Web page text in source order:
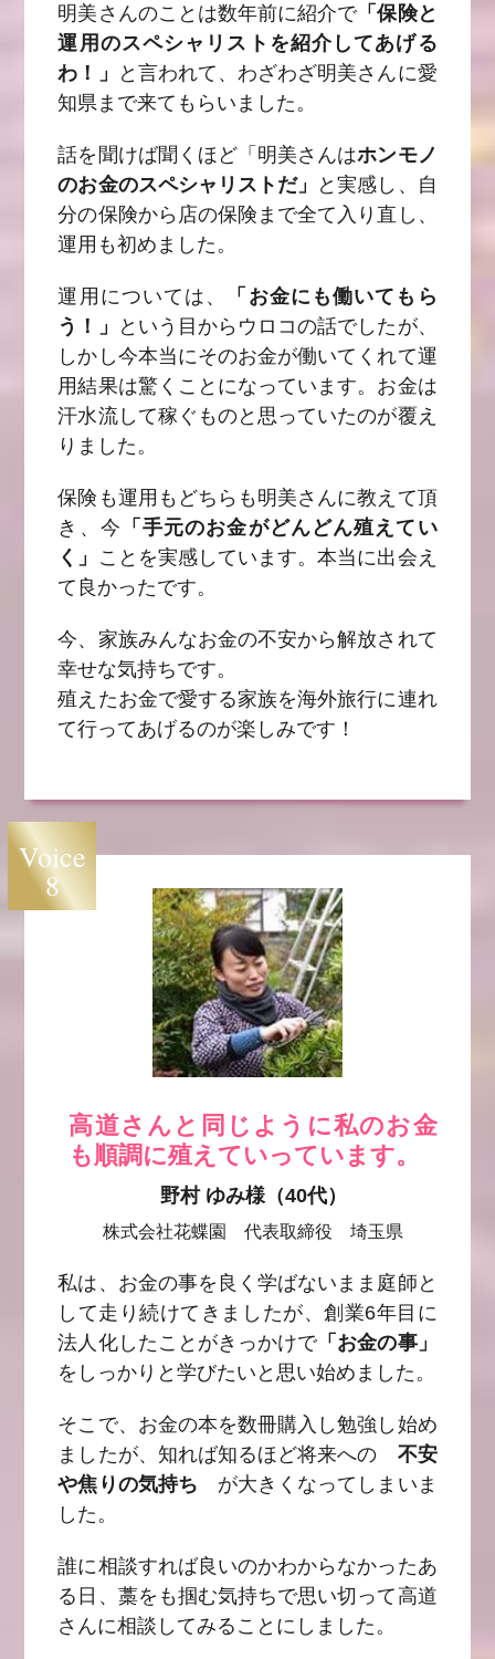
明美さんのことは数年前に紹介で「保険と
運用のスペシャリストを紹介してあげる
わ！」
と言われて、わざわざ明美さんに愛
知県まで来てもらいました。
話を聞けば聞くほど 「明美さんはホンモノ
のお金のスペシャリストだ」
と実感し、自
分の保険から店の保険まで全て入り直し、
運用も初めました。
運用については、
「お金にも働いてもら
う！」
という目からウロコの話でしたが、
しかし今本当にそのお金が働いてくれて運
用結果は驚くことになっています。お金は
汗水流して稼ぐものと思っていたのが覆え
りました。
保険も運用もどちらも明美さんに教えて頂
き、今 「手元のお金がどんどん殖えてい
く」
ことを実感しています。本当に出会え
て良かったです。
今、家族みんなお金の不安から解放されて
幸せな気持ちです。
殖えたお金で愛する家族を海外旅行に連れ
て行ってあげるのが楽しみです！
Voice
8
高道さんと同じように私のお金
も順調に殖えていっています。
野村 ゆみ様（40代）
株式会社花蝶園 代表取締役 埼玉県
私は、お金の事を良く学ばないまま庭師と
して走り続けてきましたが、創業6年目に
法人化したことがきっかけで「お金の事」
をしっかりと学びたいと思い始めました。
そこで、お金の本を数冊購入し勉強し始め
ましたが、知れば知るほど将来への 不安
や焦りの気持ち が大きくなってしまいま
した。
誰に相談すれば良いのかわからなかったあ
る日、藁をも掴む気持ちで思い切って高道
さんに相談してみることにしました。